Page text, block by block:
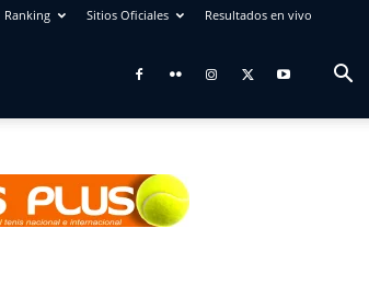
Ranking Sitios Oficiales Resultados en vivo